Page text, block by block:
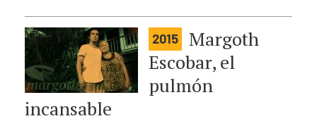
2015
Margoth
Escobar, el
pulmón
incansable